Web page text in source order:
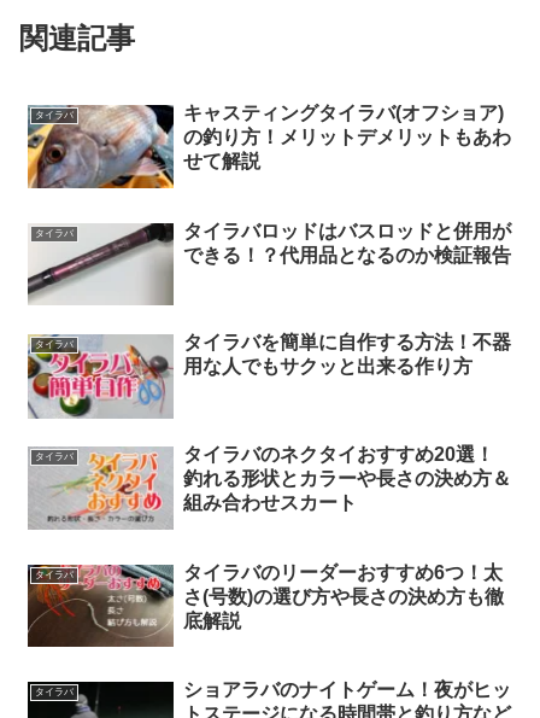
関連記事
タイラバ
キャスティングタイラバ(オフショア)
の釣り方！メリットデメリットもあわ
せて解説
タイラバ
タイラバロッドはバスロッドと併用が
できる！？代用品となるのか検証報告
タイラバ
タイラバを簡単に自作する方法！不器
用な人でもサクッと出来る作り方
タイラバ
タイラバのネクタイおすすめ20選！
釣れる形状とカラーや長さの決め方＆
組み合わせスカート
タイラバ
タイラバのリーダーおすすめ6つ！太
さ(号数)の選び方や長さの決め方も徹
底解説
タイラバ
ショアラバのナイトゲーム！夜がヒッ